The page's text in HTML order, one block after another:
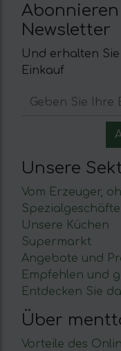
Newsletter
Und erhalten
Einkauf
Unsere
Vom Erzeuger,
Unsere Küchen
Supermarkt
Angebote und
Empfehlen und
Entdecken Sie
Über
Vorteile des